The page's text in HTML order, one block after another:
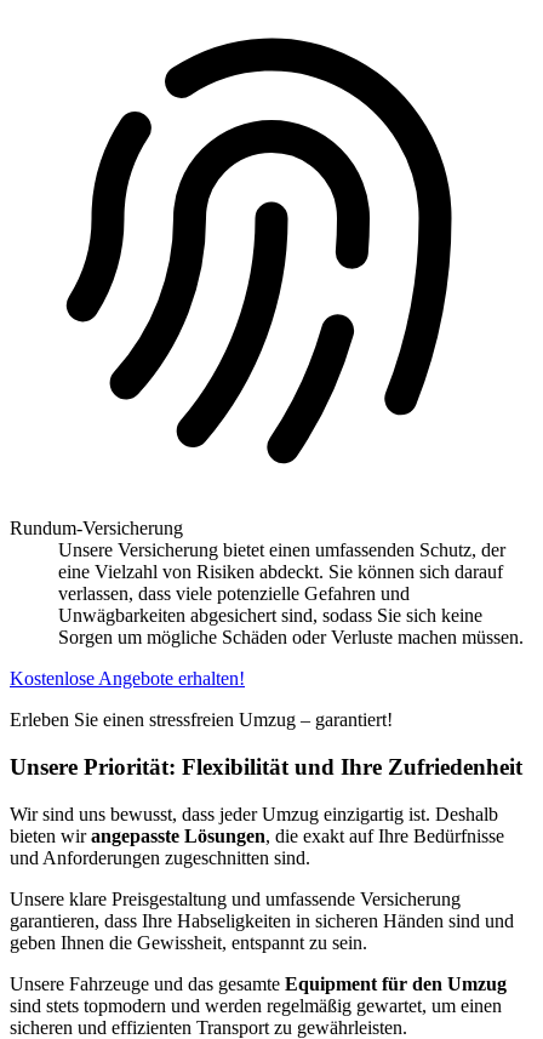
Rundum-Versicherung
Unsere Versicherung bietet einen umfassenden Schutz, der
eine Vielzahl von Risiken abdeckt. Sie können sich darauf
verlassen, dass viele potenzielle Gefahren und
Unwägbarkeiten abgesichert sind, sodass Sie sich keine
Sorgen um mögliche Schäden oder Verluste machen müssen.
Kostenlose Angebote erhalten!
Erleben Sie einen stressfreien Umzug – garantiert!
Unsere Priorität: Flexibilität und Ihre Zufriedenheit
Wir sind uns bewusst, dass jeder Umzug einzigartig ist. Deshalb
bieten wirangepasste Lösungen, die exakt auf Ihre Bedürfnisse
und Anforderungen zugeschnitten sind.
Unsere klare Preisgestaltung und umfassende Versicherung
garantieren, dass Ihre Habseligkeiten in sicheren Händen sind und
geben Ihnen die Gewissheit, entspannt zu sein.
Unsere Fahrzeuge und das gesamte Equipment für den Umzug
sind stets topmodern und werden regelmäßig gewartet, um einen
sicheren und effizienten Transport zu gewährleisten.